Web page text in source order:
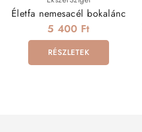
Életfa nemesacél bokalánc
5 400 Ft
RÉSZLETEK